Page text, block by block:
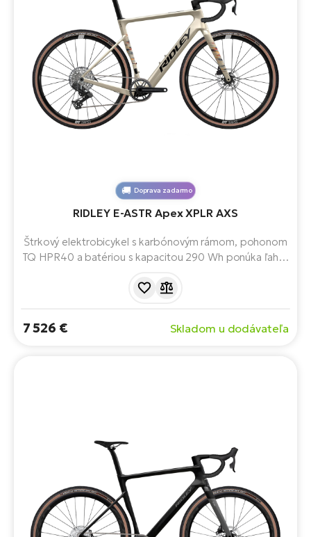
Doprava zadarmo
RIDLEY E-ASTR Apex XPLR AXS
Štrkový elektrobicykel s karbónovým rámom, pohonom
TQ HPR40 a batériou s kapacitou 290 Wh ponúka ľahkú
XPLR AXS a možnosť výberu až 52 mm plášťov
7 526 € Skladom u dodávateľa